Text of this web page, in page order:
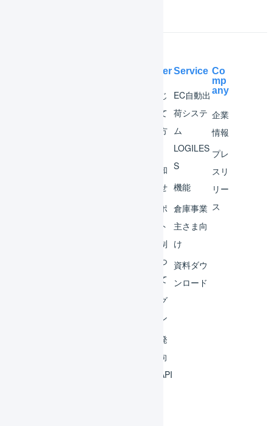
Help Center
はじ
めて
の方
お知
らせ
サポ
ート
体制
につ
いて
ログ
イン
開発
者向
けAPI
Service
EC自動出
荷システ
ム
LOGILES
S
機能
倉庫事業
主さま向
け
資料ダウ
ンロード
Co
mp
any
企業
情報
プレ
スリ
リー
ス